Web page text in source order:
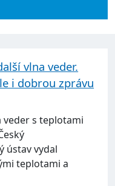
vlna veder.
i dobrou zprávu
veder s teplotami
ústav vydal
teplotami a